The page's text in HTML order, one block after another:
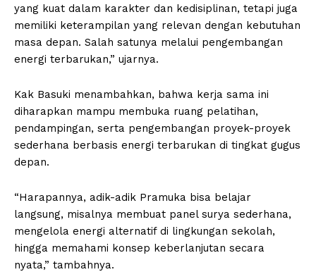
yang kuat dalam karakter dan kedisiplinan, tetapi juga
memiliki keterampilan yang relevan dengan kebutuhan
masa depan. Salah satunya melalui pengembangan
energi terbarukan,” ujarnya.
Kak Basuki menambahkan, bahwa kerja sama ini
diharapkan mampu membuka ruang pelatihan,
pendampingan, serta pengembangan proyek-proyek
sederhana berbasis energi terbarukan di tingkat gugus
depan.
“Harapannya, adik-adik Pramuka bisa belajar
langsung, misalnya membuat panel surya sederhana,
mengelola energi alternatif di lingkungan sekolah,
hingga memahami konsep keberlanjutan secara
nyata,” tambahnya.